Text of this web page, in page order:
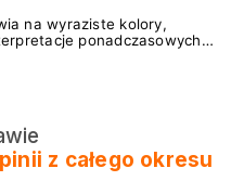
na wyraziste kolory,
ponadczasowych
wakacjami, jak
manicure!
z całego okresu